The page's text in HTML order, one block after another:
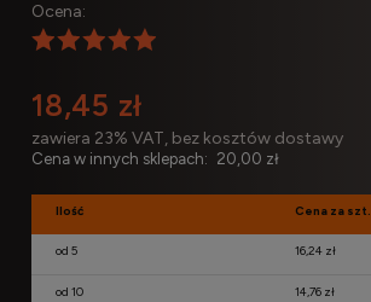
Ocena:
18,45 zł
zawiera 23% VAT, bez kosztów dostawy
Cena w innych sklepach: 20,00 zł
Ilość Cena za szt.
od 5 16,24 zł
od 10 14,76 zł